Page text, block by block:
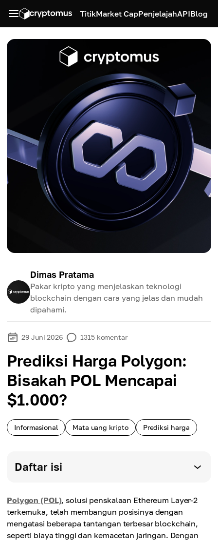
TitikMarket CapPenjelajahAPIBlog
Dimas Pratama
Pakar kripto yang menjelaskan teknologi
blockchain dengan cara yang jelas dan mudah
dipahami.
29 Juni 2026 1315 komentar
Prediksi Harga Polygon:
Bisakah POL Mencapai
$1.000?
Informasional Mata uang kripto Prediksi harga
Daftar isi
Polygon (POL), solusi penskalaan Ethereum Layer-2
terkemuka, telah membangun posisinya dengan
mengatasi beberapa tantangan terbesar blockchain,
seperti biaya tinggi dan kemacetan jaringan. Dengan